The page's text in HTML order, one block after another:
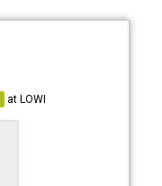
atLOWI